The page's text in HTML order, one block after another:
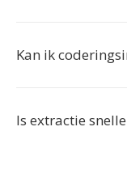
Kan ik
Is extractie